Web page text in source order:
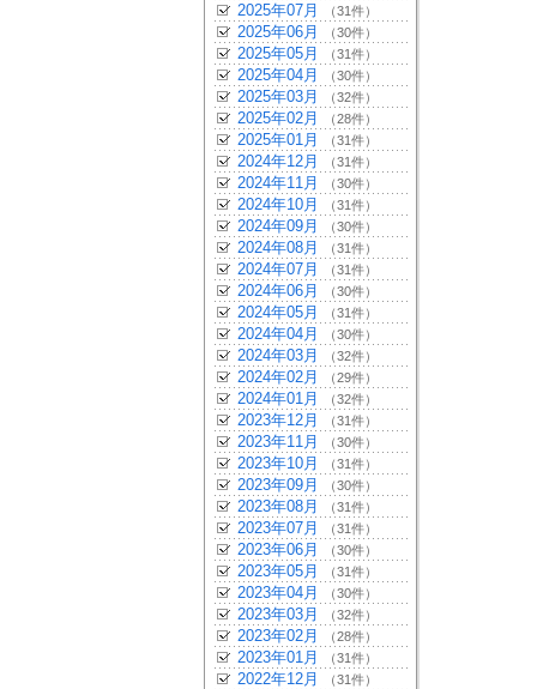
2025年07月 （31件）
2025年06月 （30件）
2025年05月 （31件）
2025年04月 （30件）
2025年03月 （32件）
2025年02月 （28件）
2025年01月 （31件）
2024年12月 （31件）
2024年11月 （30件）
2024年10月 （31件）
2024年09月 （30件）
2024年08月 （31件）
2024年07月 （31件）
2024年06月 （30件）
2024年05月 （31件）
2024年04月 （30件）
2024年03月 （32件）
2024年02月 （29件）
2024年01月 （32件）
2023年12月 （31件）
2023年11月 （30件）
2023年10月 （31件）
2023年09月 （30件）
2023年08月 （31件）
2023年07月 （31件）
2023年06月 （30件）
2023年05月 （31件）
2023年04月 （30件）
2023年03月 （32件）
2023年02月 （28件）
2023年01月 （31件）
2022年12月 （31件）